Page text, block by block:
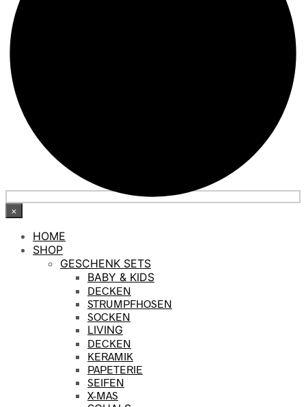
×
HOME
SHOP
GESCHENK SETS
BABY & KIDS
DECKEN
STRUMPFHOSEN
SOCKEN
LIVING
DECKEN
KERAMIK
PAPETERIE
SEIFEN
X-MAS